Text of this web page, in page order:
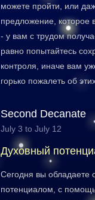
можете пройти, или
предложение, которое
- у вам с трудом
равно попытайтесь
контроля, иначе вам
горько пожалеть об
Second Decanate
July 3 to July 12
Духовный
Сегодня вы
потенциалом, с